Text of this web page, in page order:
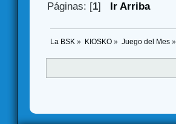
Páginas: [1] Ir Arriba
La BSK » KIOSKO» Juego del Mes»